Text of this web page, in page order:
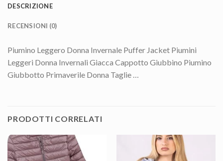
DESCRIZIONE
RECENSIONI (0)
Piumino Leggero Donna Invernale Puffer Jacket Piumini
Leggeri Donna Invernali Giacca Cappotto Giubbino Piumino
Giubbotto Primaverile Donna Taglie …
PRODOTTI CORRELATI